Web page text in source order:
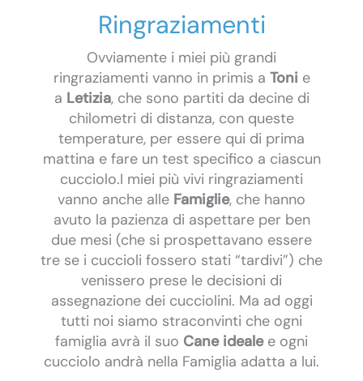
Ringraziamenti
Ovviamente i miei più grandi
ringraziamenti vanno in primis a Toni e
a Letizia, che sono partiti da decine di
chilometri di distanza, con queste
temperature, per essere qui di prima
mattina e fare un test specifico a ciascun
cucciolo.I miei più vivi ringraziamenti
vanno anche alle Famiglie, che hanno
avuto la pazienza di aspettare per ben
due mesi (che si prospettavano essere
tre se i cuccioli fossero stati “tardivi”) che
venissero prese le decisioni di
assegnazione dei cucciolini. Ma ad oggi
tutti noi siamo straconvinti che ogni
famiglia avrà il suo Cane ideale e ogni
cucciolo andrà nella Famiglia adatta a lui.